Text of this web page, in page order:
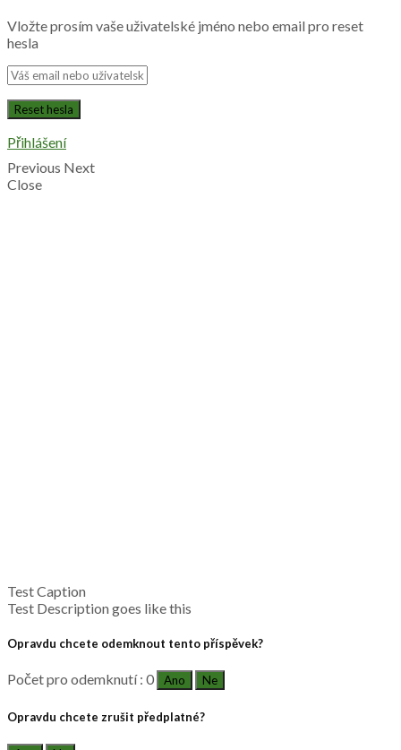
Vložte prosím vaše uživatelské jméno nebo email pro reset
hesla
Přihlášení
Previous Next
Close
Test Caption
Test Description goes like this
Opravdu chcete odemknout tento příspěvek?
Počet pro odemknutí : 0 Ano Ne
Opravdu chcete zrušit předplatné?